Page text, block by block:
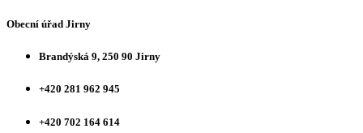
Obecní úřad Jirny
Brandýská 9, 250 90 Jirny
+420 281 962 945
+420 702 164 614